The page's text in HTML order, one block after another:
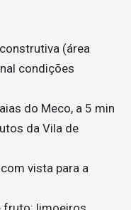
(área
condições
do Meco, a 5 min
da Vila de
vista para a